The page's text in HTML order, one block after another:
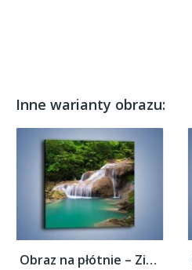
Inne warianty obrazu:
Obraz na płótnie – Zieleń woda i ryby –...